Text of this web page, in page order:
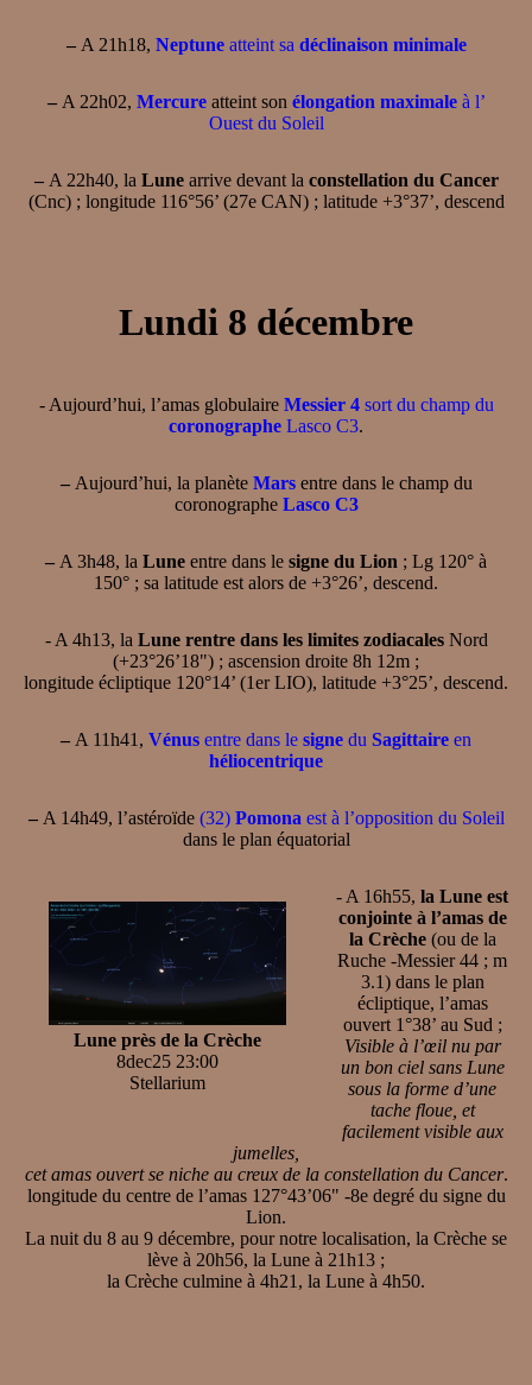
–A 21h18, Neptuneatteint sa déclinaison minimale
–A 22h02, Mercureatteint son élongation maximaleà l’
Ouest du Soleil
–A 22h40, la Lunearrive devant la constellation du Cancer
(Cnc) ; longitude 116°56’ (27e CAN) ; latitude +3°37’, descend
Lundi 8 décembre
- Aujourd’hui, l’amas globulaire Messier 4sort du champ du
coronographe Lasco C3.
–Aujourd’hui, la planète Marsentre dans le champ du
coronographe Lasco C3
– A 3h48, la Lune entre dans le signe du Lion ; Lg 120° à
150° ; sa latitude est alors de +3°26’, descend.
- A 4h13, la Lune rentre dans les limites zodiacalesNord
(+23°26’18") ; ascension droite 8h 12m ;
longitude écliptique 120°14’ (1er LIO), latitude +3°25’, descend.
– A 11h41, Vénus entre dans le signe du Sagittaire en
héliocentrique
–A 14h49, l’astéroïde (32) Pomona est à l’opposition du Soleil
dans le plan équatorial
Lune près de la Crèche
8dec25 23:00
Stellarium
- A 16h55, la Lune est
conjointe à l’amas de
la Crèche(ou de la
Ruche -Messier 44 ; m
3.1) dans le plan
écliptique, l’amas
ouvert 1°38’ au Sud ;
Visible à l’œil nu par
un bon ciel sans Lune
sous la forme d’une
tache floue, et
facilement visible aux
jumelles,
cet amas ouvert se niche au creux de la constellation du Cancer.
longitude du centre de l’amas 127°43’06" -8e degré du signe du
Lion.
La nuit du 8 au 9 décembre, pour notre localisation, la Crèche se
lève à 20h56, la Lune à 21h13 ;
la Crèche culmine à 4h21, la Lune à 4h50.